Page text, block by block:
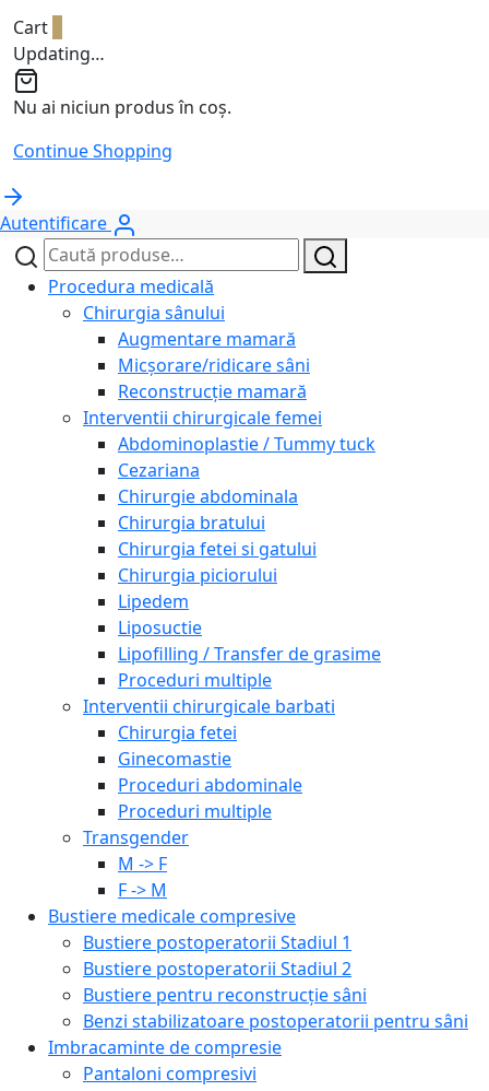
Cart
Updating…
Nu ai niciun produs în coș.
Continue Shopping
Autentificare
Caută
după:
Caută
Procedura medicală
Chirurgia sânului
Augmentare mamară
Micșorare/ridicare sâni
Reconstrucție mamară
Interventii chirurgicale femei
Abdominoplastie / Tummy tuck
Cezariana
Chirurgie abdominala
Chirurgia bratului
Chirurgia fetei si gatului
Chirurgia piciorului
Lipedem
Liposuctie
Lipofilling / Transfer de grasime
Proceduri multiple
Interventii chirurgicale barbati
Chirurgia fetei
Ginecomastie
Proceduri abdominale
Proceduri multiple
Transgender
M -> F
F -> M
Bustiere medicale compresive
Bustiere postoperatorii Stadiul 1
Bustiere postoperatorii Stadiul 2
Bustiere pentru reconstrucție sâni
Benzi stabilizatoare postoperatorii pentru sâni
Imbracaminte de compresie
Pantaloni compresivi